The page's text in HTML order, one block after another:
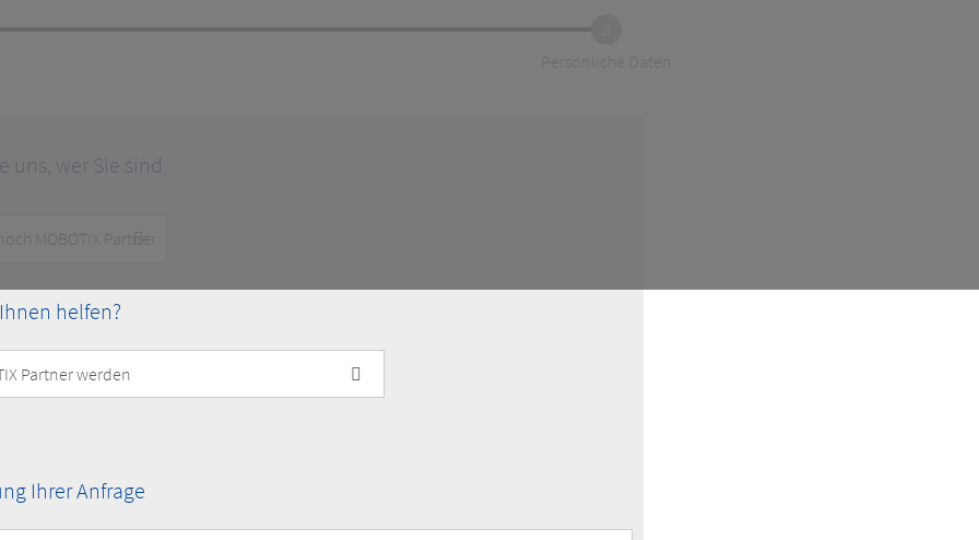
uns, wer Sie sind
helfen?
Ihrer Anfrage